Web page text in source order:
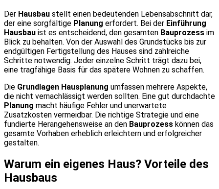
Der Hausbau stellt einen bedeutenden Lebensabschnitt dar,
der eine sorgfältige Planung erfordert. Bei der Einführung
Hausbau ist es entscheidend, den gesamten Bauprozess im
Blick zu behalten. Von der Auswahl des Grundstücks bis zur
endgültigen Fertigstellung des Hauses sind zahlreiche
Schritte notwendig. Jeder einzelne Schritt trägt dazu bei,
eine tragfähige Basis für das spätere Wohnen zu schaffen.
Die Grundlagen Hausplanung umfassen mehrere Aspekte,
die nicht vernachlässigt werden sollten. Eine gut durchdachte
Planung macht häufige Fehler und unerwartete
Zusatzkosten vermeidbar. Die richtige Strategie und eine
fundierte Herangehensweise an den Bauprozess können das
gesamte Vorhaben erheblich erleichtern und erfolgreicher
gestalten.
Warum ein eigenes Haus? Vorteile des
Hausbaus